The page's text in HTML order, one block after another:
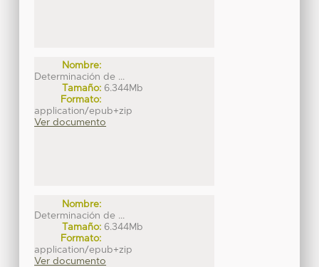
Nombre:
Determinación de ...
Tamaño: 6.344Mb
Formato:
application/epub+zip
Ver documento
Nombre:
Determinación de ...
Tamaño: 6.344Mb
Formato:
application/epub+zip
Ver documento